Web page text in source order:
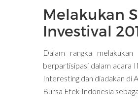
Melakukan
Investival
Dalam rangka
berpartisipasi dalam acara
Interesting dan diadakan di
Bursa Efek Indonesia